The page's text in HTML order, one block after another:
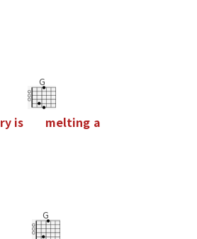
ry is
G
melting a
G